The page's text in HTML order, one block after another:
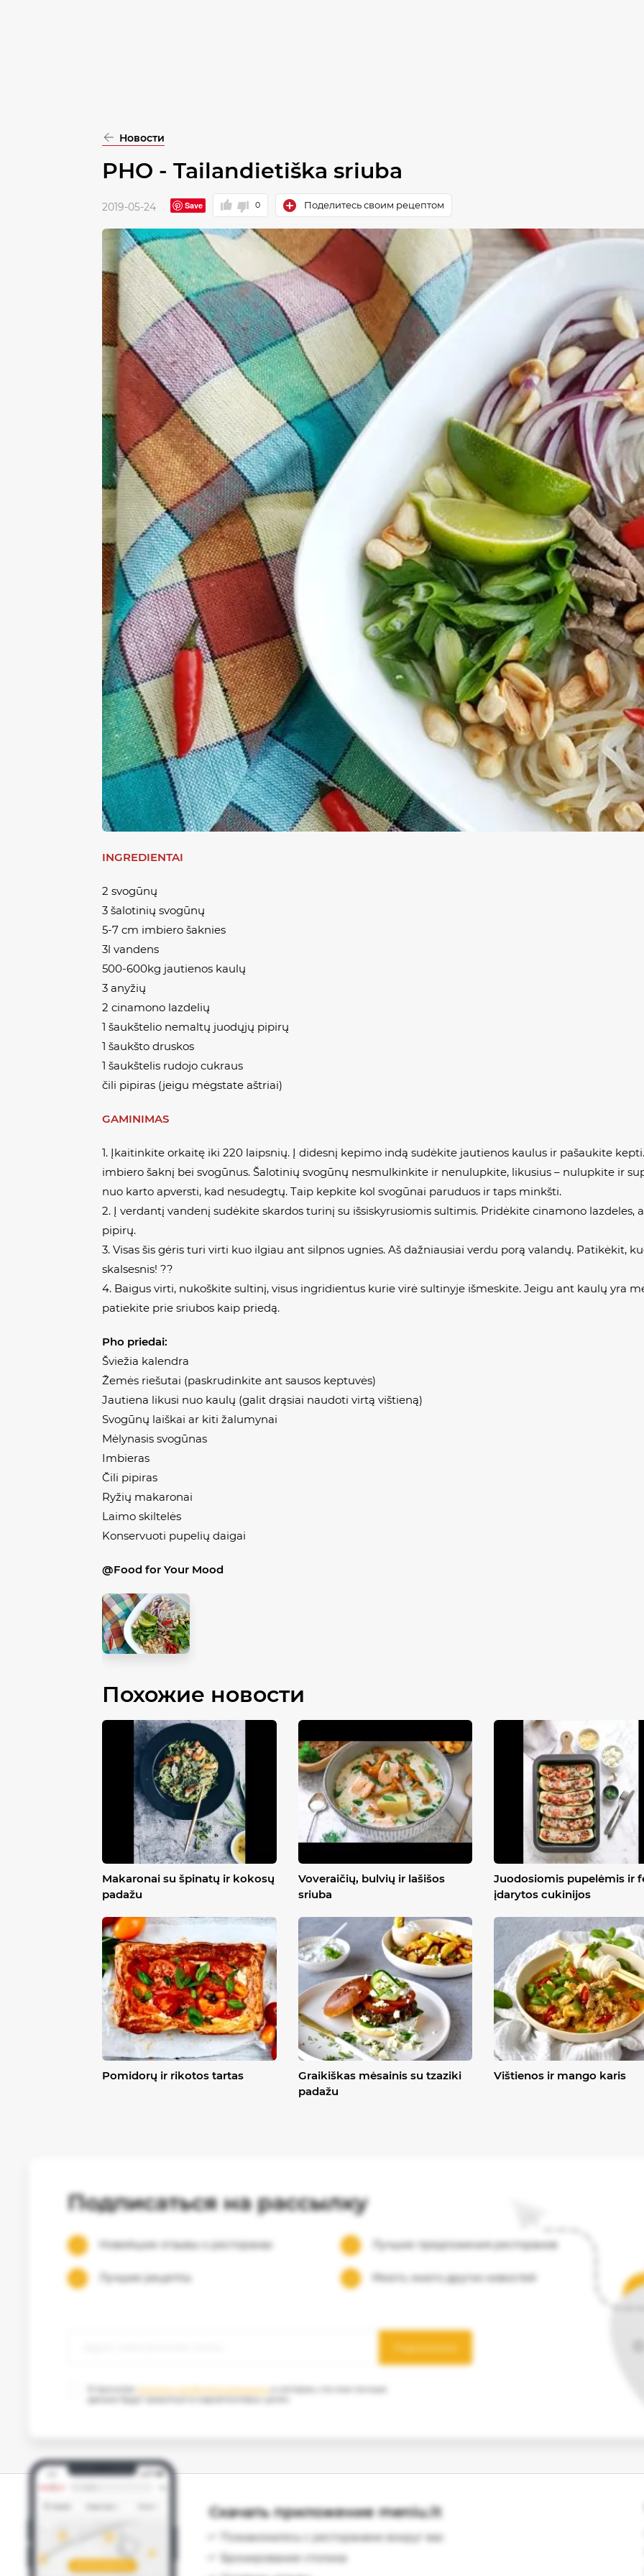
Новости
PHO - Tailandietiška sriuba
2019-05-24 Save 0 Поделитесь своим рецептом
INGREDIENTAI
2 svogūnų
3 šalotinių svogūnų
5-7 cm imbiero šaknies
3l vandens
500-600kg jautienos kaulų
3 anyžių
2 cinamono lazdelių
1 šaukštelio nemaltų juodųjų pipirų
1 šaukšto druskos
1 šaukštelis rudojo cukraus
čili pipiras (jeigu mėgstate aštriai)
GAMINIMAS
1. Įkaitinkite orkaitę iki 220 laipsnių. Į didesnį kepimo indą sudėkite jautienos kaulus ir pašaukite
imbiero šaknį bei svogūnus. Šalotinių svogūnų nesmulkinkite ir nenulupkite, likusius – nulupkite ir
nuo karto apversti, kad nesudegtų. Taip kepkite kol svogūnai paruduos ir taps minkšti.
2. Į verdantį vandenį sudėkite skardos turinį su išsiskyrusiomis sultimis. Pridėkite cinamono lazdeles,
pipirų.
3. Visas šis gėris turi virti kuo ilgiau ant silpnos ugnies. Aš dažniausiai verdu porą valandų. Patikėkit,
skalsesnis! ??
4. Baigus virti, nukoškite sultinį, visus ingridientus kurie virė sultinyje išmeskite. Jeigu ant kaulų yra
patiekite prie sriubos kaip priedą.
Pho priedai:
Šviežia kalendra
Žemės riešutai (paskrudinkite ant sausos keptuvės)
Jautiena likusi nuo kaulų (galit drąsiai naudoti virtą vištieną)
Svogūnų laiškai ar kiti žalumynai
Mėlynasis svogūnas
Imbieras
Čili pipiras
Ryžių makaronai
Laimo skiltelės
Konservuoti pupelių daigai
@Food for Your Mood
Похожие новости
Makaronai su špinatų ir kokosų
padažu
Voveraičių, bulvių ir lašišos
sriuba
Juodosiomis pupelėmis ir
įdarytos cukinijos
Pomidorų ir rikotos tartas
Graikiškas mėsainis su tzaziki
padažu
Vištienos ir mango karis
Подписаться на рассылку
Новейшие отзывы о ресторанах Лучшие предложения ресторанов
Лучшие рецепты Много, много других новостей
Подписаться
политику конфиденциальности
Скачать приложение meniu.lt
Познакомьтесь с ресторанами вокруг вас
Бронирование столика